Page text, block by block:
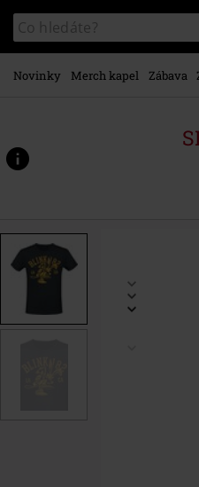
hlavnímu
obsahu
Katalog
vyhledávání
Novinky Merch kapel Zábava
www.emp-
p/mascot/565541.html